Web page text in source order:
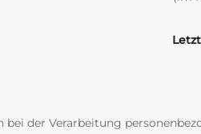
bei der Verarbeitung